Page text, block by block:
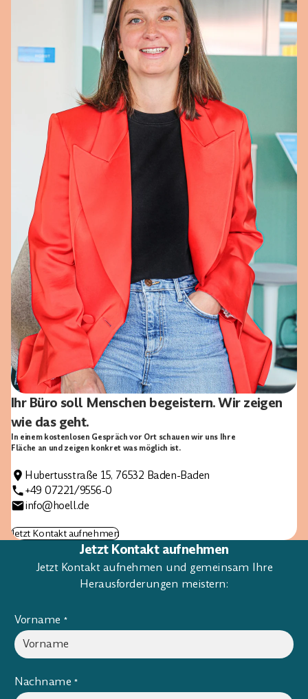
Ihr Büro soll Menschen begeistern. Wir zeigen
wie das geht.
In einem kostenlosen Gespräch vor Ort schauen wir uns Ihre
Fläche an und zeigen konkret was möglich ist.
Hubertusstraße 15, 76532 Baden-Baden
+49 07221/9556-0
info@hoell.de
Jetzt Kontakt aufnehmen
Jetzt Kontakt aufnehmen
Jetzt Kontakt aufnehmen und gemeinsam Ihre
Herausforderungen meistern:
Vorname *
Nachname *